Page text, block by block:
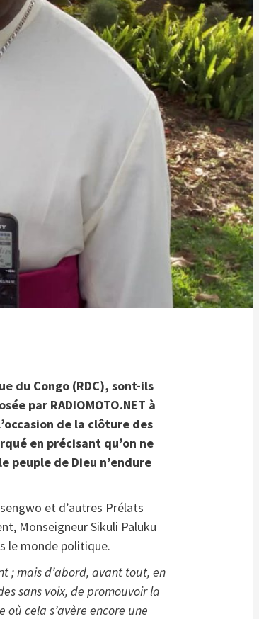
du Congo (RDC), sont-ils
par RADIOMOTO.NET à
de la clôture des
en précisant qu’on ne
peuple de Dieu n’endure
et d’autres Prélats
Monseigneur Sikuli Paluku
le monde politique.
; mais d’abord, avant tout, en
sans voix, de promouvoir la
où cela s’avère encore une